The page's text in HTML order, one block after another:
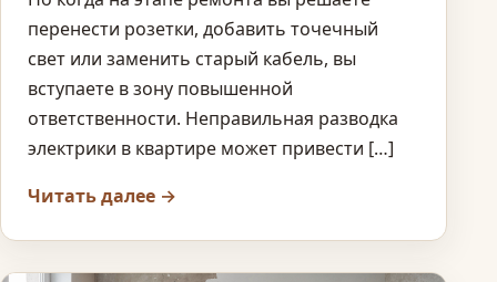
перенести розетки, добавить точечный
свет или заменить старый кабель, вы
вступаете в зону повышенной
ответственности. Неправильная разводка
электрики в квартире может привести […]
Читать далее →